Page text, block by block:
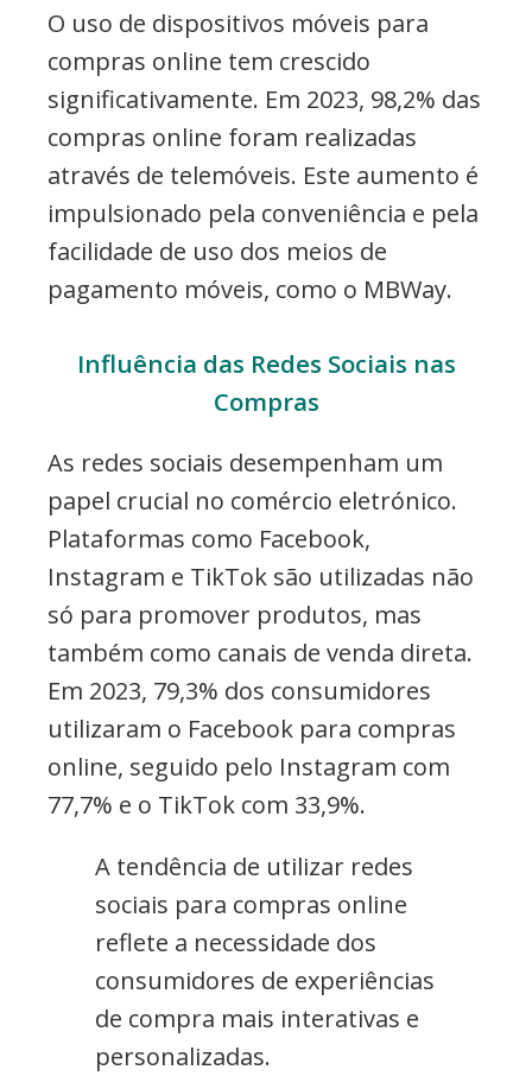
O uso de dispositivos móveis para
compras online tem crescido
significativamente. Em 2023, 98,2% das
compras online foram realizadas
através de telemóveis. Este aumento é
impulsionado pela conveniência e pela
facilidade de uso dos meios de
pagamento móveis, como o MBWay.
Influência das Redes Sociais nas
Compras
As redes sociais desempenham um
papel crucial no comércio eletrónico.
Plataformas como Facebook,
Instagram e TikTok são utilizadas não
só para promover produtos, mas
também como canais de venda direta.
Em 2023, 79,3% dos consumidores
utilizaram o Facebook para compras
online, seguido pelo Instagram com
77,7% e o TikTok com 33,9%.
A tendência de utilizar redes
sociais para compras online
reflete a necessidade dos
consumidores de experiências
de compra mais interativas e
personalizadas.